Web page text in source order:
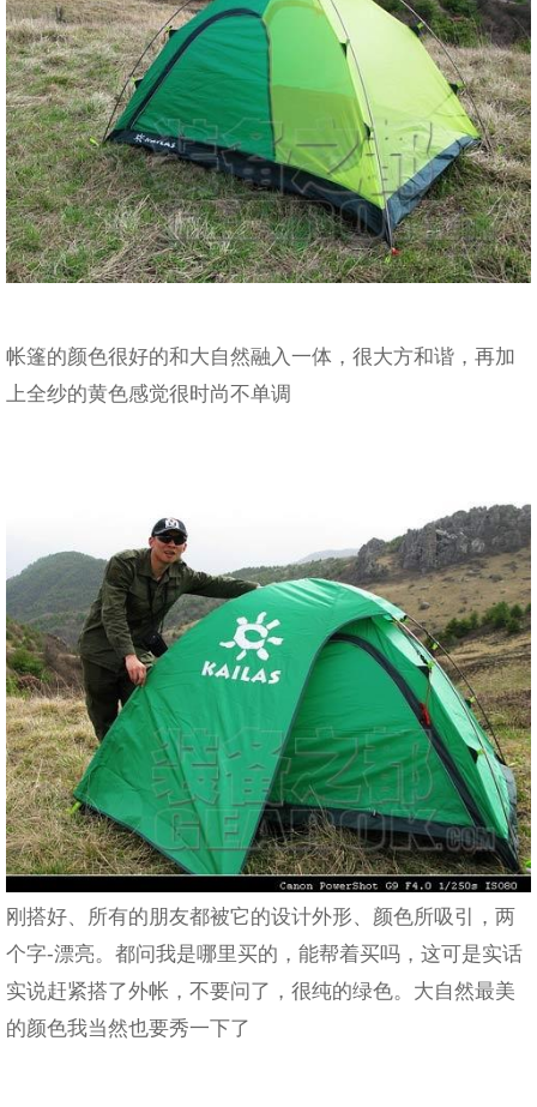
帐篷的颜色很好的和大自然融入一体，很大方和谐，再加
上全纱的黄色感觉很时尚不单调
刚搭好、所有的朋友都被它的设计外形、颜色所吸引，两
个字-漂亮。都问我是哪里买的，能帮着买吗，这可是实话
实说赶紧搭了外帐，不要问了，很纯的绿色。大自然最美
的颜色我当然也要秀一下了